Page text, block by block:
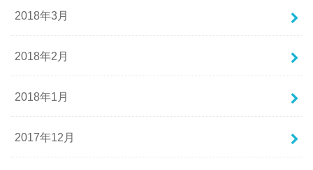
2018年3月
2018年2月
2018年1月
2017年12月